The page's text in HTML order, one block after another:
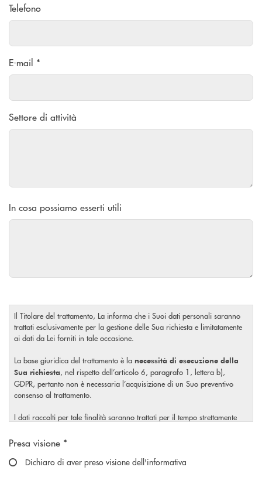
Telefono
E-mail *
Settore di attività
In cosa possiamo esserti utili
Il Titolare del trattamento, La informa che i Suoi dati personali saranno
trattati esclusivamente per la gestione delle Sua richiesta e limitatamente
ai dati da Lei forniti in tale occasione.
La base giuridica del trattamento è la necessità di esecuzione della
Sua richiesta, nel rispetto dell’articolo 6, paragrafo 1, lettera b),
GDPR, pertanto non è necessaria l’acquisizione di un Suo preventivo
consenso al trattamento.
I dati raccolti per tale finalità saranno trattati per il tempo strettamente
visionare l’informativa completa sul trattamento dei Suoi dati
Scegliere un'opzione
Presa visione *
Dichiaro di aver preso visione dell'informativa